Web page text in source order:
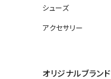
シューズ
アクセサリー
オリジナルブランド